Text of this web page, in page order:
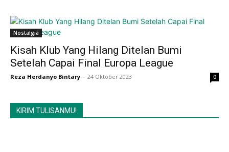
Nostalgia
Kisah Klub Yang Hilang Ditelan Bumi
Setelah Capai Final Europa League
Reza Herdanyo Bintary - 24 Oktober 2023 0
KIRIM TULISANMU!